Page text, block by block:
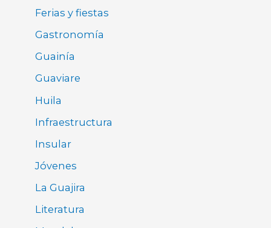
Ferias y fiestas
Gastronomía
Guainía
Guaviare
Huila
Infraestructura
Insular
Jóvenes
La Guajira
Literatura